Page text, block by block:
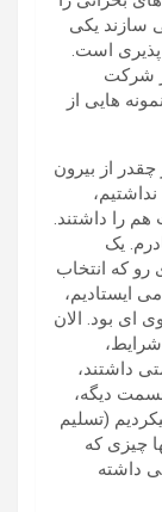
سازند یکی
پذیری است.
شرکت
هایی از
از بیرون
را داشتند.
یک
رو که انتخاب
ایستادیم،
ای بود. الان
داشتند،
دیگه،
(تسلیم
چیزی که
داشته